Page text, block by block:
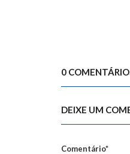
0
DEIXE UM
Comentário*